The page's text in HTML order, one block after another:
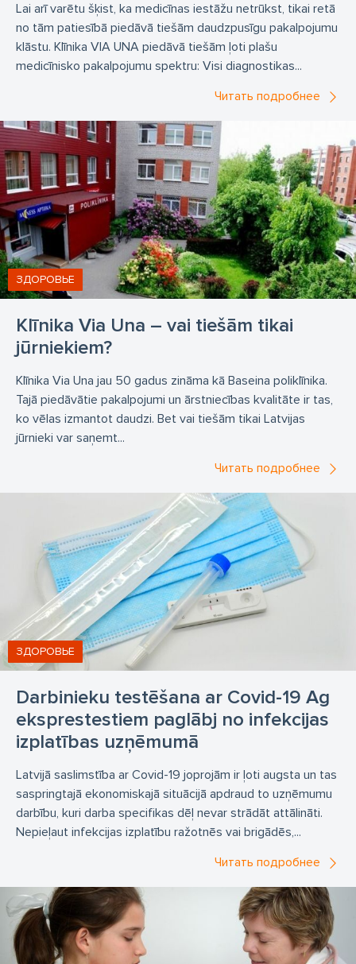
Lai arī varētu šķist, ka medicīnas iestāžu netrūkst, tikai retā
no tām patiesībā piedāvā tiešām daudzpusīgu pakalpojumu
klāstu. Klīnika VIA UNA piedāvā tiešām ļoti plašu
medicīnisko pakalpojumu spektru: Visi diagnostikas...
Читать подробнее
Klīnika Via Una – vai tiešām tikai
jūrniekiem?
ЗДОРОВЬЕ
Klīnika Via Una jau 50 gadus zināma kā Baseina poliklīnika.
Tajā piedāvātie pakalpojumi un ārstniecības kvalitāte ir tas,
ko vēlas izmantot daudzi. Bet vai tiešām tikai Latvijas
jūrnieki var saņemt...
Читать подробнее
Darbinieku testēšana ar Covid-19 Ag
eksprestestiem paglābj no infekcijas
izplatības uzņēmumā
ЗДОРОВЬЕ
Latvijā saslimstība ar Covid-19 joprojām ir ļoti augsta un tas
saspringtajā ekonomiskajā situācijā apdraud to uzņēmumu
darbību, kuri darba specifikas dēļ nevar strādāt attālināti.
Nepieļaut infekcijas izplatību ražotnēs vai brigādēs,...
Читать подробнее